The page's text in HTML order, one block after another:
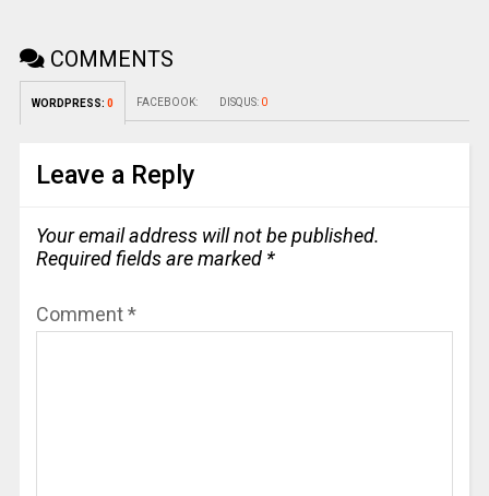
COMMENTS
WORDPRESS: 0 FACEBOOK: DISQUS: 0
Leave a Reply
Your email address will not be published.
Required fields are marked *
Comment*